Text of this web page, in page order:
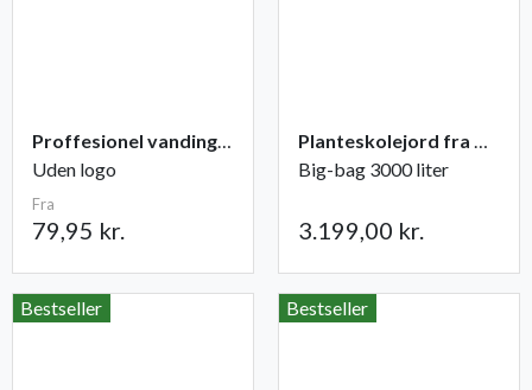
Proffesionel vandingspose 100 liter
Uden logo
Fra
79,95 kr.
Planteskolejord fra Champost
Big-bag 3000 liter
3.199,00 kr.
Bestseller Bestseller